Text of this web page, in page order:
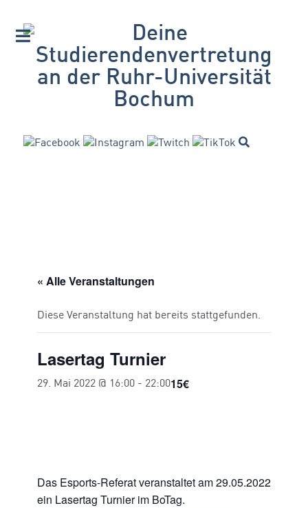
« Alle Veranstaltungen
Diese Veranstaltung hat bereits stattgefunden.
Lasertag Turnier
29. Mai 2022 @ 16:00 - 22:0015€
Das Esports-Referat veranstaltet am 29.05.2022
ein Lasertag Turnier im BoTag.